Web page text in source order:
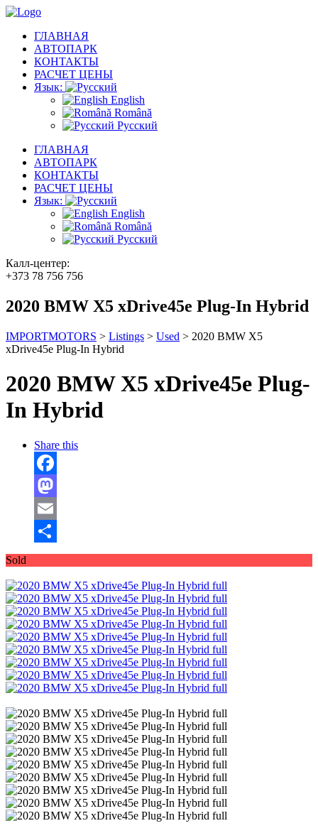
ГЛАВНАЯ
АВТОПАРК
КОНТАКТЫ
РАСЧЕТ ЦЕНЫ
Язык:
English
Română
Русский
ГЛАВНАЯ
АВТОПАРК
КОНТАКТЫ
РАСЧЕТ ЦЕНЫ
Язык:
English
Română
Русский
Калл-центер:
+373 78 756 756
2020 BMW X5 xDrive45e Plug-In Hybrid
IMPORTMOTORS > Listings > Used > 2020 BMW X5
xDrive45e Plug-In Hybrid
2020 BMW X5 xDrive45e Plug-
In Hybrid
Share this
Facebook
Mastodon
Email
Отправить
Sold